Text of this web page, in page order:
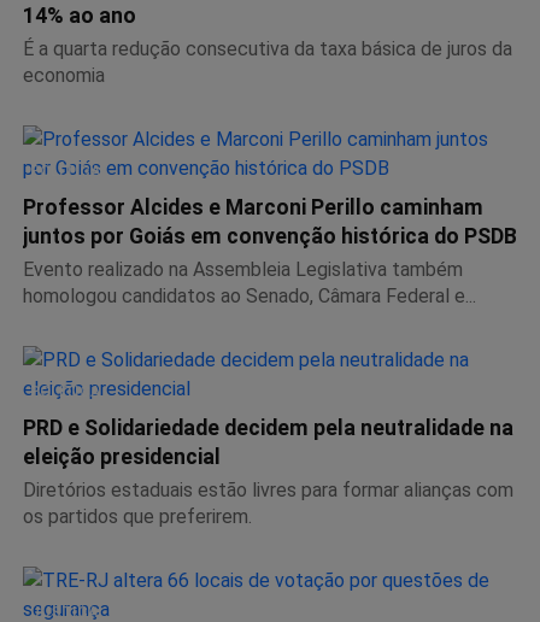
14% ao ano
É a quarta redução consecutiva da taxa básica de juros da
economia
POLÍTICA
Professor Alcides e Marconi Perillo caminham
juntos por Goiás em convenção histórica do PSDB
Evento realizado na Assembleia Legislativa também
homologou candidatos ao Senado, Câmara Federal e...
POLÍTICA
PRD e Solidariedade decidem pela neutralidade na
eleição presidencial
Diretórios estaduais estão livres para formar alianças com
os partidos que preferirem.
JUSTIÇA